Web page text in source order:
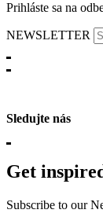
Prihláste sa na
NEWSLETTER
Sledujte nás
Get
Subscribe to our